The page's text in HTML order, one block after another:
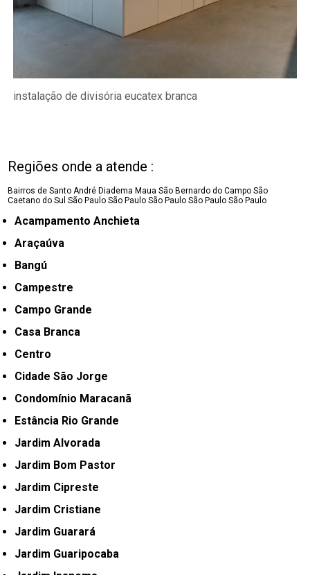
instalação de divisória eucatex branca
Regiões onde a atende :
Bairros de Santo André Diadema Maua São Bernardo do Campo São
Caetano do SulSão Paulo São Paulo São Paulo São Paulo São Paulo
Acampamento Anchieta
Araçaúva
Bangú
Campestre
Campo Grande
Casa Branca
Centro
Cidade São Jorge
Condomínio Maracanã
Estância Rio Grande
Jardim Alvorada
Jardim Bom Pastor
Jardim Cipreste
Jardim Cristiane
Jardim Guarará
Jardim Guaripocaba